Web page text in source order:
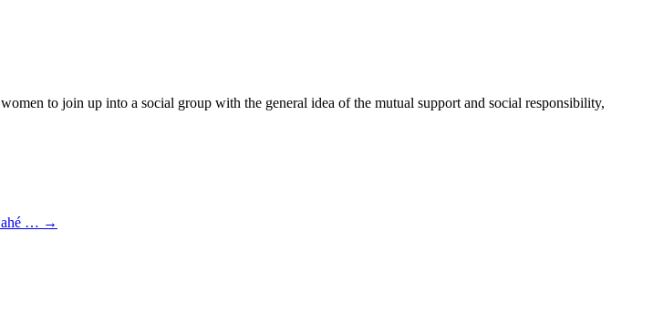
to join up into a social group with the general idea of the mutual support and social responsibility,
… →